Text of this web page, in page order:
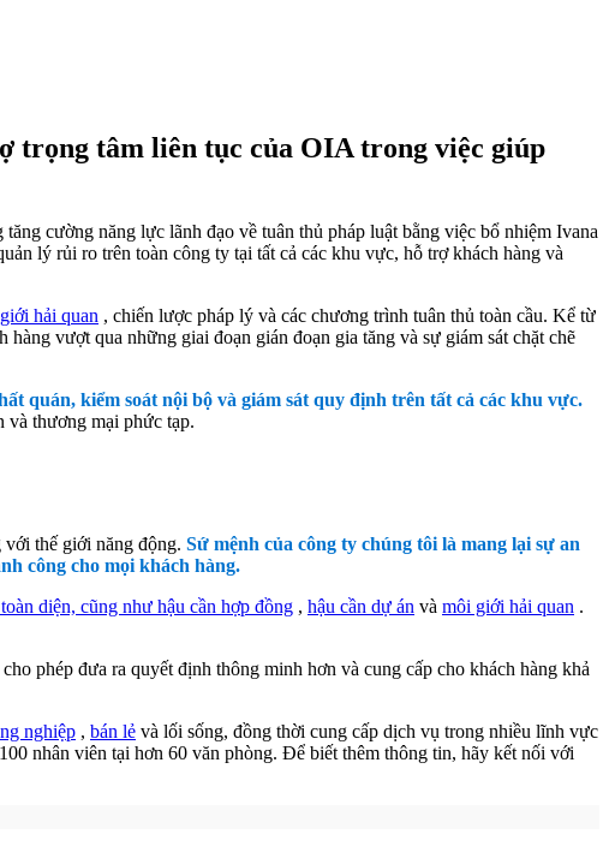
trọng tâm liên tục của OIA trong việc giúp
cường năng lực lãnh đạo về tuân thủ pháp luật bằng việc bổ nhiệm Ivana
lý rủi ro trên toàn công ty tại tất cả các khu vực, hỗ trợ khách hàng và
hải quan , chiến lược pháp lý và các chương trình tuân thủ toàn cầu. Kể từ
vượt qua những giai đoạn gián đoạn gia tăng và sự giám sát chặt chẽ
quán, kiểm soát nội bộ và giám sát quy định trên tất cả các khu vực.
và thương mại phức tạp.
thế giới năng động. Sứ mệnh của công ty chúng tôi là mang lại sự an
công cho mọi khách hàng.
diện, cũng như hậu cần hợp đồng , hậu cần dự án và môi giới hải quan .
phép đưa ra quyết định thông minh hơn và cung cấp cho khách hàng khả
nghiệp , bán lẻ và lối sống, đồng thời cung cấp dịch vụ trong nhiều lĩnh vực
nhân viên tại hơn 60 văn phòng. Để biết thêm thông tin, hãy kết nối với